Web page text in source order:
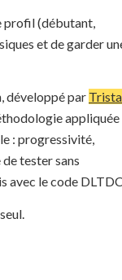
profil (débutant,
et de garder
développé par
appliquée
: progressivité,
tester sans
avec le code